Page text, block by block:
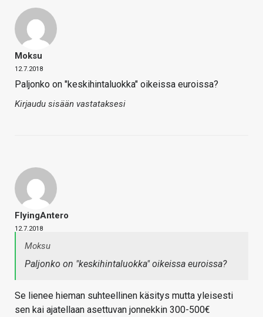
Moksu
12.7.2018
Paljonko on "keskihintaluokka" oikeissa euroissa?
Kirjaudu sisään vastataksesi
FlyingAntero
12.7.2018
Moksu
Paljonko on "keskihintaluokka" oikeissa euroissa?
Se lienee hieman suhteellinen käsitys mutta yleisesti
sen kai ajatellaan asettuvan jonnekkin 300-500€